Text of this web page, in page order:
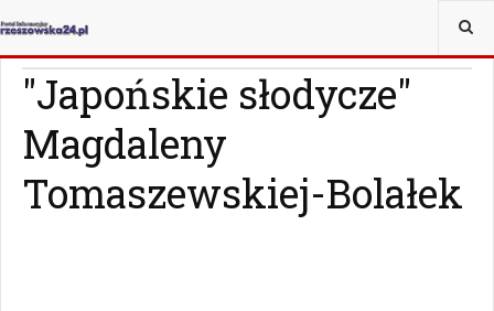
JESTEŚ TUTAJ:
"Japońskie słodycze"
Magdaleny
Tomaszewskiej-Bolałek